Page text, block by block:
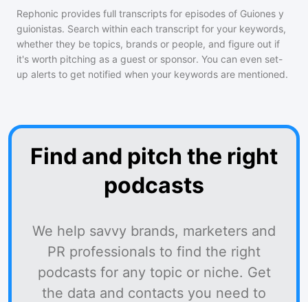
Rephonic provides full transcripts for episodes of Guiones y
guionistas. Search within each transcript for your keywords,
whether they be topics, brands or people, and figure out if
it's worth pitching as a guest or sponsor. You can even set-
up alerts to get notified when your keywords are mentioned.
Find and pitch the right
podcasts
We help savvy brands, marketers and
PR professionals to find the right
podcasts for any topic or niche. Get
the data and contacts you need to